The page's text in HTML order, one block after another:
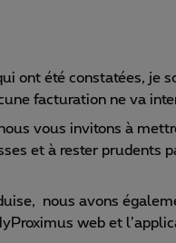
ont été constatées, je
facturation ne va
vous invitons à
et à rester prudents
nous avons
web et